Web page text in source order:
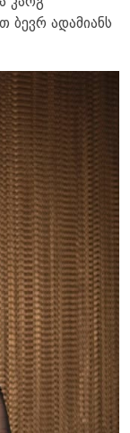
ბევრ ადამიანს